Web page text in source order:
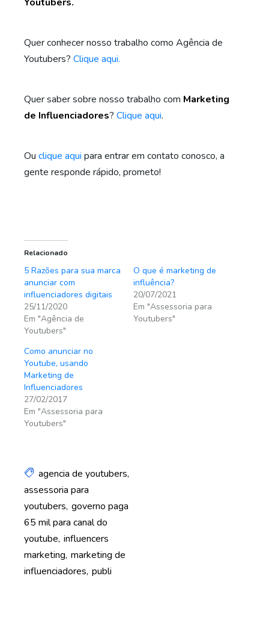
Quer conhecer nosso trabalho como Agência de
Youtubers? Clique aqui.
Quer saber sobre nosso trabalho com Marketing
de Influenciadores? Clique aqui.
Ou clique aqui para entrar em contato conosco, a
gente responde rápido, prometo!
Relacionado
5 Razões para sua marca
anunciar com
influenciadores digitais
25/11/2020
Em "Agência de
Youtubers"
O que é marketing de
influência?
20/07/2021
Em "Assessoria para
Youtubers"
Como anunciar no
Youtube, usando
Marketing de
Influenciadores
27/02/2017
Em "Assessoria para
Youtubers"
agencia de youtubers
assessoria para
youtubers governo paga
65 mil para canal do
youtube influencers
marketing marketing de
influenciadores publi